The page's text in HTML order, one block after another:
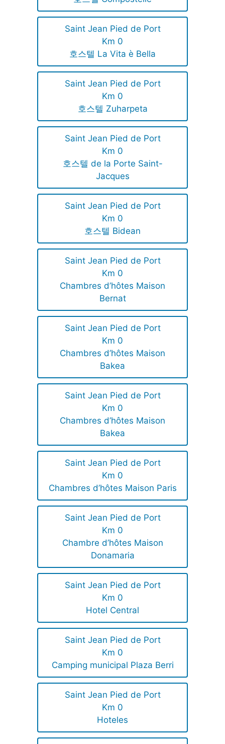
Saint Jean Pied de Port
Km 0
호스텔 La Vita è Bella
Saint Jean Pied de Port
Km 0
호스텔 Zuharpeta
Saint Jean Pied de Port
Km 0
호스텔 de la Porte Saint-
Jacques
Saint Jean Pied de Port
Km 0
호스텔 Bidean
Saint Jean Pied de Port
Km 0
Chambres d’hôtes Maison
Bernat
Saint Jean Pied de Port
Km 0
Chambres d’hôtes Maison
Bakea
Saint Jean Pied de Port
Km 0
Chambres d’hôtes Maison
Bakea
Saint Jean Pied de Port
Km 0
Chambres d’hôtes Maison Paris
Saint Jean Pied de Port
Km 0
Chambre d’hôtes Maison
Donamaria
Saint Jean Pied de Port
Km 0
Hotel Central
Saint Jean Pied de Port
Km 0
Camping municipal Plaza Berri
Saint Jean Pied de Port
Km 0
Hoteles